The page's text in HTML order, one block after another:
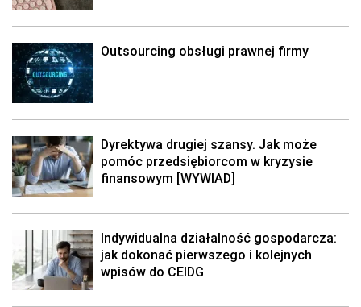
Outsourcing obsługi prawnej firmy
Dyrektywa drugiej szansy. Jak może
pomóc przedsiębiorcom w kryzysie
finansowym [WYWIAD]
Indywidualna działalność gospodarcza:
jak dokonać pierwszego i kolejnych
wpisów do CEIDG